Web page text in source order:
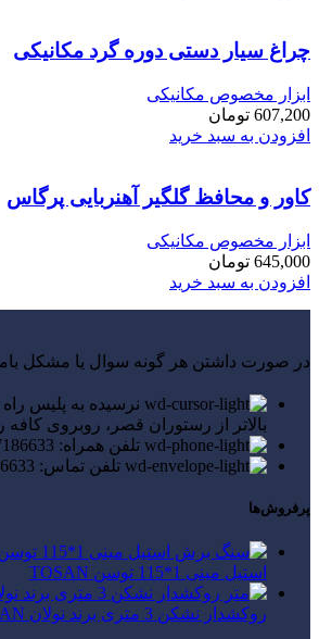
چراغ سیار دستی دوره گرد مکانیکی
ابزار مخصوص مکانیکی
607,200 تومان
افزودن به سبد خرید
کاور و محافظ گلگیر آهنربایی پرگاس
ابزار مخصوص مکانیکی
645,000 تومان
افزودن به سبد خرید
در صورت داشتن هر گونه سوال یا مشکل
بالاتر از رستوران قصر، روبروی
تلفن همراه: 09027186633
تلفن تماس: 09027186633
پرفروش‌ها
استیل مینی 1*115 توسن TOSAN
روکشدار نشکن 3 متری برند نولان NOLAN